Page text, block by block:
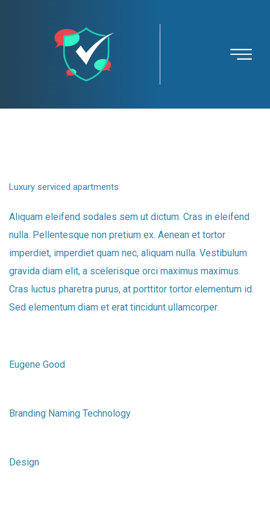
Luxury serviced apartments
Aliquam eleifend sodales sem ut dictum. Cras in eleifend
nulla. Pellentesque non pretium ex. Aenean et tortor
imperdiet, imperdiet quam nec, aliquam nulla. Vestibulum
gravida diam elit, a scelerisque orci maximus maximus.
Cras luctus pharetra purus, at porttitor tortor elementum id.
Sed elementum diam et erat tincidunt ullamcorper.
Eugene Good
Branding Naming Technology
Design